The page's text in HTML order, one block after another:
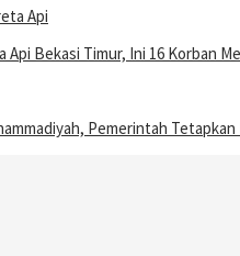
Api Bekasi Timur, Ini 16 Korban
Pemerintah